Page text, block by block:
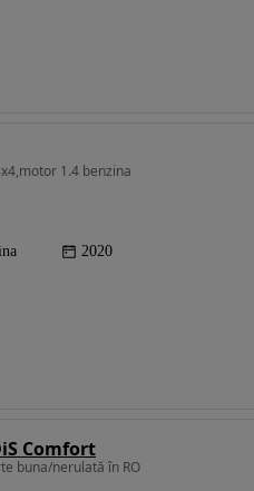
1.4 benzina
2020
Comfort
buna/nerulată în RO